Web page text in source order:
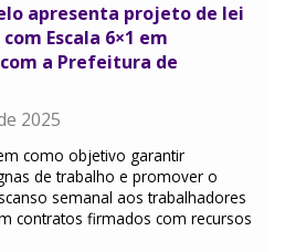
apresenta projeto de lei
Escala 6×1 em
a Prefeitura de
2025
como objetivo garantir
de trabalho e promover o
semanal aos trabalhadores
contratos firmados com recursos